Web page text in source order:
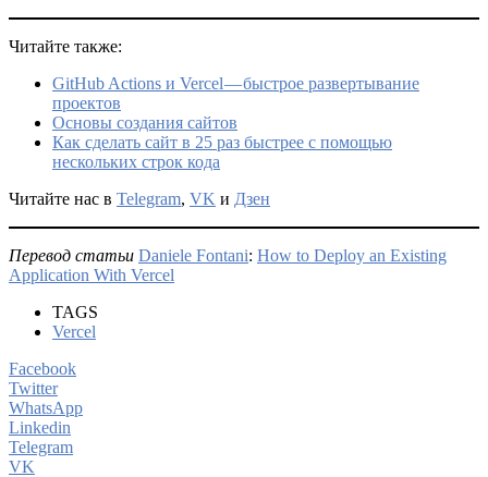
Читайте также:
GitHub Actions и Vercel — быстрое развертывание
проектов
Основы создания сайтов
Как сделать сайт в 25 раз быстрее с помощью
нескольких строк кода
Читайте нас в Telegram, VK и Дзен
Перевод статьи Daniele Fontani: How to Deploy an Existing
Application With Vercel
TAGS
Vercel
Facebook
Twitter
WhatsApp
Linkedin
Telegram
VK